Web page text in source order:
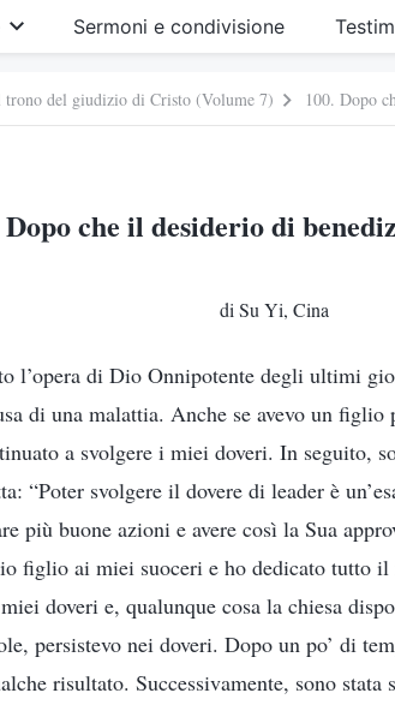
Sermoni e condivisione
trono del giudizio di Cristo (Volume 7) 100. Dopo
Dopo che il desiderio di
di Su Yi, Cina
l’opera di Dio Onnipotente degli ultimi
di una malattia. Anche se avevo un
a svolgere i miei doveri. In seguito,
“Poter svolgere il dovere di leader è
più buone azioni e avere così la Sua
figlio ai miei suoceri e ho dedicato tutto
doveri e, qualunque cosa la chiesa
persistevo nei doveri. Dopo un po’ di
risultato. Successivamente, sono stata